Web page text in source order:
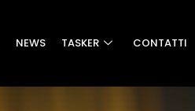
NEWS TASKER CONTATTI